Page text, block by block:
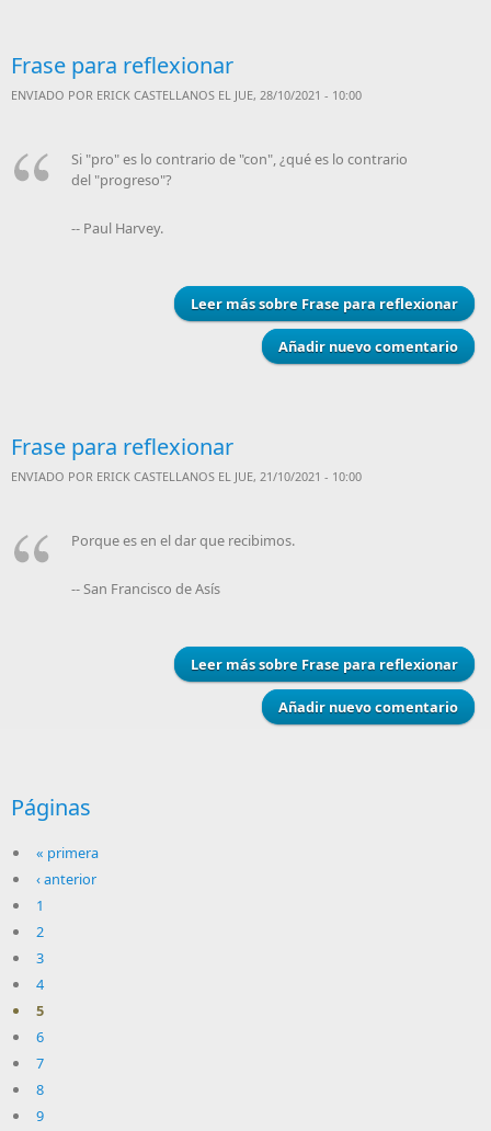
Frase para reflexionar
ENVIADO POR ERICK CASTELLANOS EL JUE, 28/10/2021 - 10:00
Si "pro" es lo contrario de "con", ¿qué es lo contrario
del "progreso"?
-- Paul Harvey.
Leer mássobre Frase para reflexionar
Añadir nuevo comentario
Frase para reflexionar
ENVIADO POR ERICK CASTELLANOS EL JUE, 21/10/2021 - 10:00
Porque es en el dar que recibimos.
-- San Francisco de Asís
Leer mássobre Frase para reflexionar
Añadir nuevo comentario
Páginas
« primera
‹ anterior
1
2
3
4
5
6
7
8
9